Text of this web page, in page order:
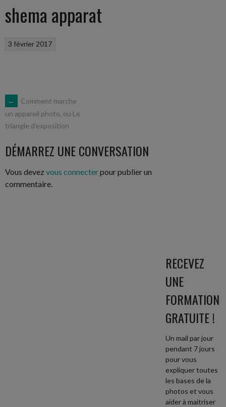
shema apparat
3 février 2017
NAVIGATION
DES
ARTICLES
←
Comment marche
un appareil photo, ou Le
triangle d’exposition
DÉMARREZ UNE CONVERSATION
Vous devez vous connecterpour publier un
commentaire.
RECEVEZ
UNE
FORMATION
GRATUITE !
Un mail par jour
pendant 7 jours
pour vous
expliquer toutes
les bases de la
photos et vous
aider à maitriser